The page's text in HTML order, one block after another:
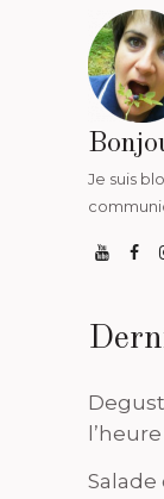
Je suis